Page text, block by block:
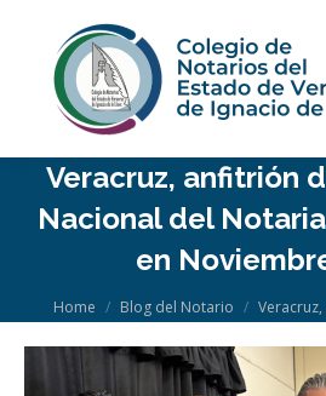
Veracruz, anfitrión
Nacional del
en
You are here:
Home Blog del Notario